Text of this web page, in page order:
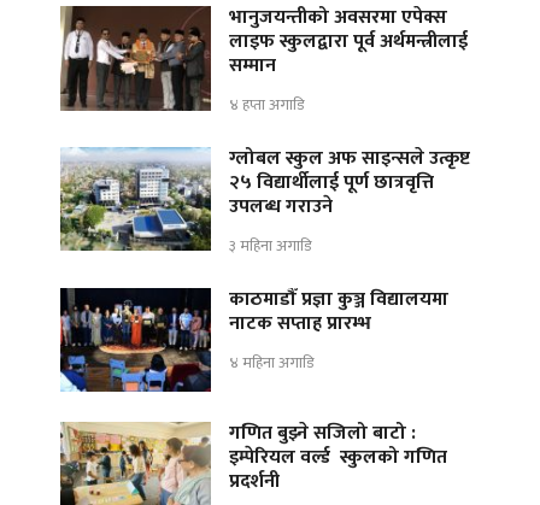
भानुजयन्तीको अवसरमा एपेक्स
लाइफ स्कुलद्वारा पूर्व अर्थमन्त्रीलाई
सम्मान
४ हप्ता अगाडि
ग्लोबल स्कुल अफ साइन्सले उत्कृष्ट
२५ विद्यार्थीलाई पूर्ण छात्रवृत्ति
उपलब्ध गराउने
३ महिना अगाडि
काठमाडौँ प्रज्ञा कुञ्ज विद्यालयमा
नाटक सप्ताह प्रारम्भ
४ महिना अगाडि
गणित बुझ्ने सजिलो बाटो :
इम्पेरियल वर्ल्ड स्कुलको गणित
प्रदर्शनी